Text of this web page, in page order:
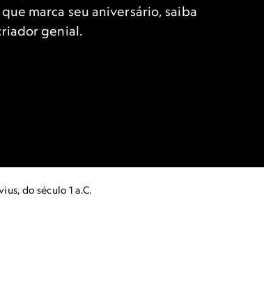
marca seu aniversário, saiba
genial.
do século 1 a.C.